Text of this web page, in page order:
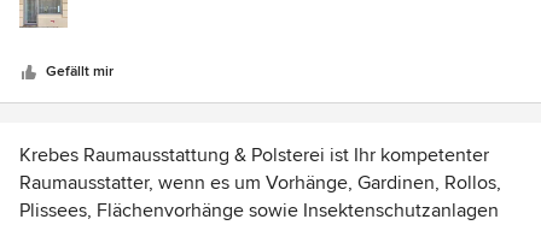
Gefällt mir
Krebes Raumausstattung & Polsterei ist Ihr kompetenter
Raumausstatter, wenn es um Vorhänge, Gardinen, Rollos,
Plissees, Flächenvorhänge sowie Insektenschutzanlagen